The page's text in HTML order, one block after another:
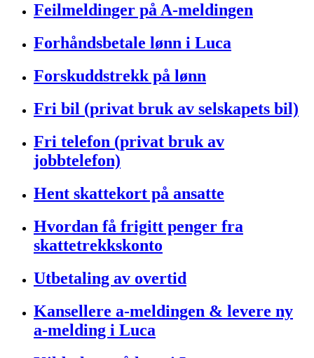
Feilmeldinger på A-meldingen
Forhåndsbetale lønn i Luca
Forskuddstrekk på lønn
Fri bil (privat bruk av selskapets bil)
Fri telefon (privat bruk av
jobbtelefon)
Hent skattekort på ansatte
Hvordan få frigitt penger fra
skattetrekkskonto
Utbetaling av overtid
Kansellere a-meldingen & levere ny
a-melding i Luca